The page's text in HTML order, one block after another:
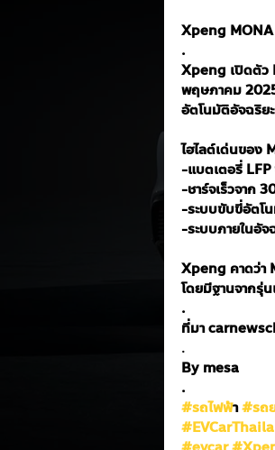
Xpeng MONA
.
Xpeng เปิดตัว
พฤษภาคม
อัตโนมัติอัจฉริย
ไฮไลต์เด่นของ
-แบตเตอรี่
-ชาร์จเร็วจาก
-ระบบขับขี่อัตโ
-ระบบภายในอั
Xpeng คาดว่า
โดยมีฐานจากรุ่
.
ที่มา
.
By mesa
.
#รถไฟฟ้า #รถ